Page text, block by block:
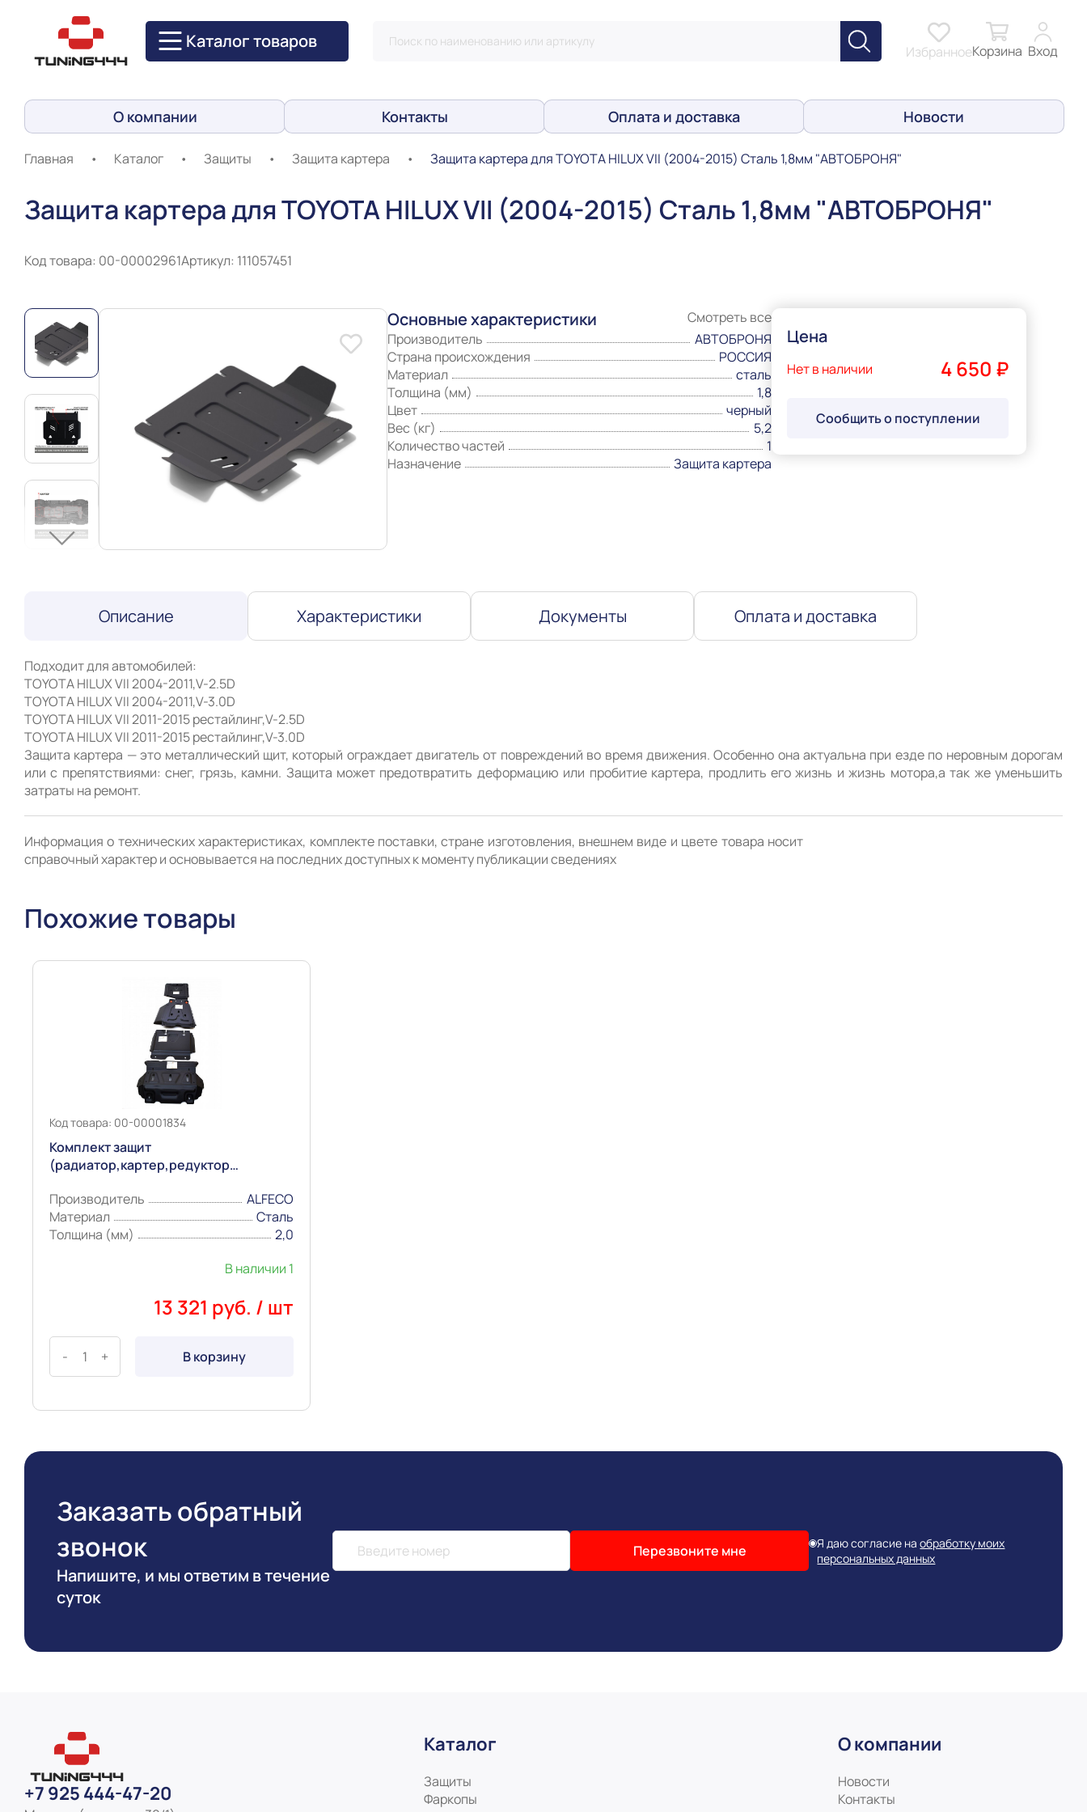
Каталог товаров ИзбранноеКорзина Вход
О компании Контакты Оплата и доставка Новости
Главная • Каталог • Защиты • Защита картера • Защита картера для TOYOTA HILUX VII (2004-2015) Сталь 1,8мм "АВТОБРОНЯ"
Защита картера для TOYOTA HILUX VII (2004-2015) Сталь 1,8мм "АВТОБРОНЯ"
Код товара: 00-00002961Артикул: 111057451
Основные характеристики
Смотреть все
Производитель
АВТОБРОНЯ
Страна происхождения
РОССИЯ
Материал
сталь
Толщина (мм)
1,8
Цвет
черный
Вес (кг)
5,2
Количество частей
1
Назначение
Защита картера
Цена
Нет в наличии 4 650 ₽
Сообщить о поступлении
Описание Характеристики Документы Оплата и доставка
Подходит для автомобилей:
TOYOTA HILUX VII 2004-2011,V-2.5D
TOYOTA HILUX VII 2004-2011,V-3.0D
TOYOTA HILUX VII 2011-2015 рестайлинг,V-2.5D
TOYOTA HILUX VII 2011-2015 рестайлинг,V-3.0D
Защита картера — это металлический щит, который ограждает двигатель от повреждений во время движения. Особенно она актуальна при езде по неровным дорогам
или с препятствиями: снег, грязь, камни. Защита может предотвратить деформацию или пробитие картера, продлить его жизнь и жизнь мотора,а так же уменьшить
Информация о технических характеристиках, комплекте поставки, стране изготовления, внешнем виде и цвете товара носит
справочный характер и основывается на последних доступных к моменту публикации сведениях
Похожие товары
Код товара: 00-00001834
Комплект защит
(радиатор,картер,редуктор
HILUX VII/VIII (2004-2024) Сталь 2,0мм
4 части "Alfeco"
Производитель
ALFECO
Материал
Сталь
Толщина (мм)
2,0
В наличии 1
13 321 руб. / шт
- + В корзину
Заказать обратный
звонок
Напишите, и мы ответим в течение
суток
Перезвоните мне Я даю согласие на обработку моих
персональных данных
+7 925 444-47-20
Каталог
Защиты
Фаркопы
О компании
Новости
Контакты